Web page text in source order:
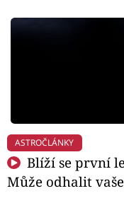
ASTROČLÁNKY
Blíží se první
Může odhalit